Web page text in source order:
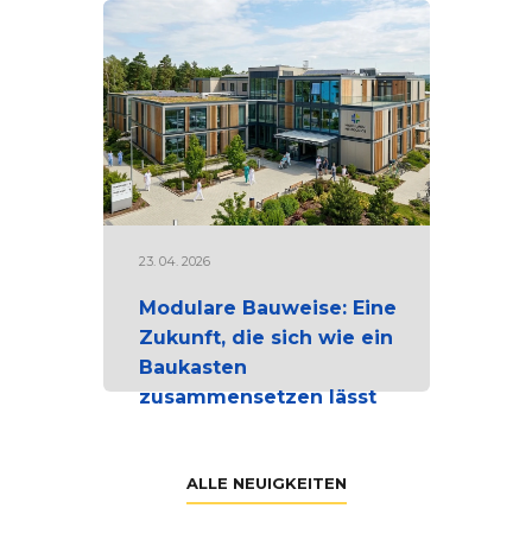
23. 04. 2026
Modulare Bauweise: Eine
Zukunft, die sich wie ein
Baukasten
zusammensetzen lässt
ALLE NEUIGKEITEN